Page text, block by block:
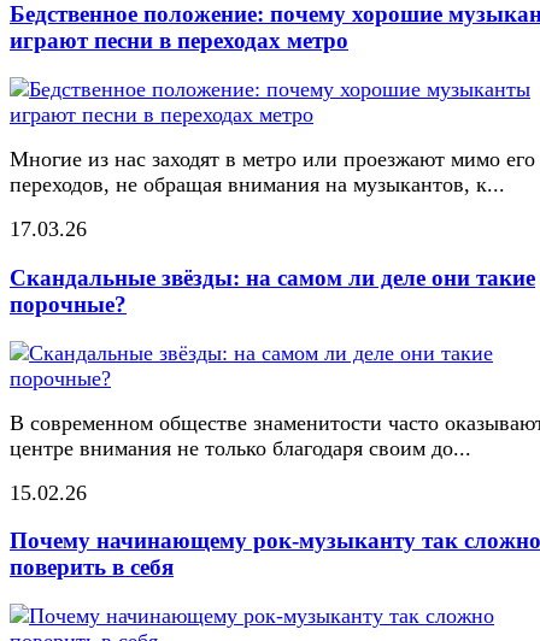
Бедственное положение: почему хорошие
играют песни в переходах метро
Многие из нас заходят в метро или проезжают мимо его
переходов, не обращая внимания на музыкантов, к...
17.03.26
Скандальные звёзды: на самом ли деле они такие
порочные?
В современном обществе знаменитости часто
центре внимания не только благодаря своим до...
15.02.26
Почему начинающему рок-музыканту так сложно
поверить в себя